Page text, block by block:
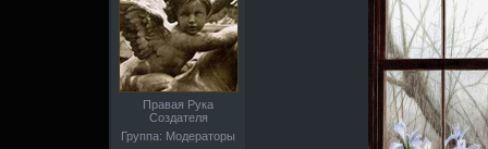
Правая Рука
Создателя
Группа: Модераторы